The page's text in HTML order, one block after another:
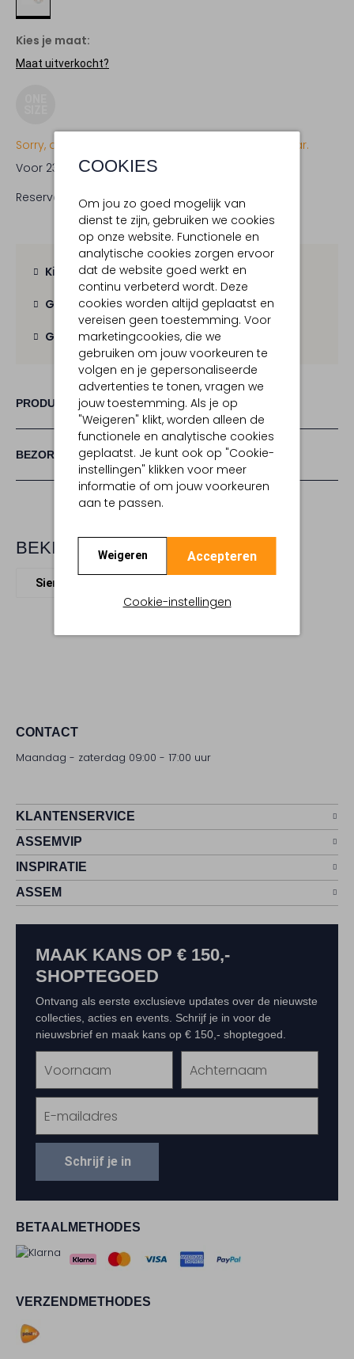
COOKIES
Om jou zo goed mogelijk van
dienst te zijn, gebruiken we cookies
op onze website. Functionele en
analytische cookies zorgen ervoor
dat de website goed werkt en
continu verbeterd wordt. Deze
cookies worden altijd geplaatst en
vereisen geen toestemming. Voor
marketingcookies, die we
gebruiken om jouw voorkeuren te
volgen en je gepersonaliseerde
advertenties te tonen, vragen we
jouw toestemming. Als je op
"Weigeren" klikt, worden alleen de
functionele en analytische cookies
geplaatst. Je kunt ook op "Cookie-
instellingen" klikken voor meer
informatie of om jouw voorkeuren
aan te passen.
Weigeren Accepteren
Cookie-instellingen
Kies je maat:
Maat uitverkocht?
Sorry, dit item is momenteel (nog) niet beschikbaar.
Voor 23:59 uur besteld, woensdag in huis
Reserveer direct in een van onze 19 boutiques
Kies zelf je bezorgmoment
Gratis verzendingvanaf € 100,-
Gratis retourbinnen 30 dagen
PRODUCT INFORMATIE
BEZORGEN & RETOURNEREN
BEKIJK MEER
Sieraden
CONTACT
Maandag - zaterdag 09:00 - 17:00 uur
KLANTENSERVICE
ASSEMVIP
INSPIRATIE
ASSEM
BETAALMETHODES
VERZENDMETHODES
MAAK KANS OP € 150,-
SHOPTEGOED
Ontvang als eerste exclusieve updates over de nieuwste
collecties, acties en events. Schrijf je in voor de
nieuwsbrief en maak kans op € 150,- shoptegoed.
Schrijf je in